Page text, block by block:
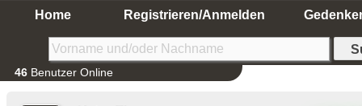
Home Registrieren/Anmelden
46 Benutzer Online